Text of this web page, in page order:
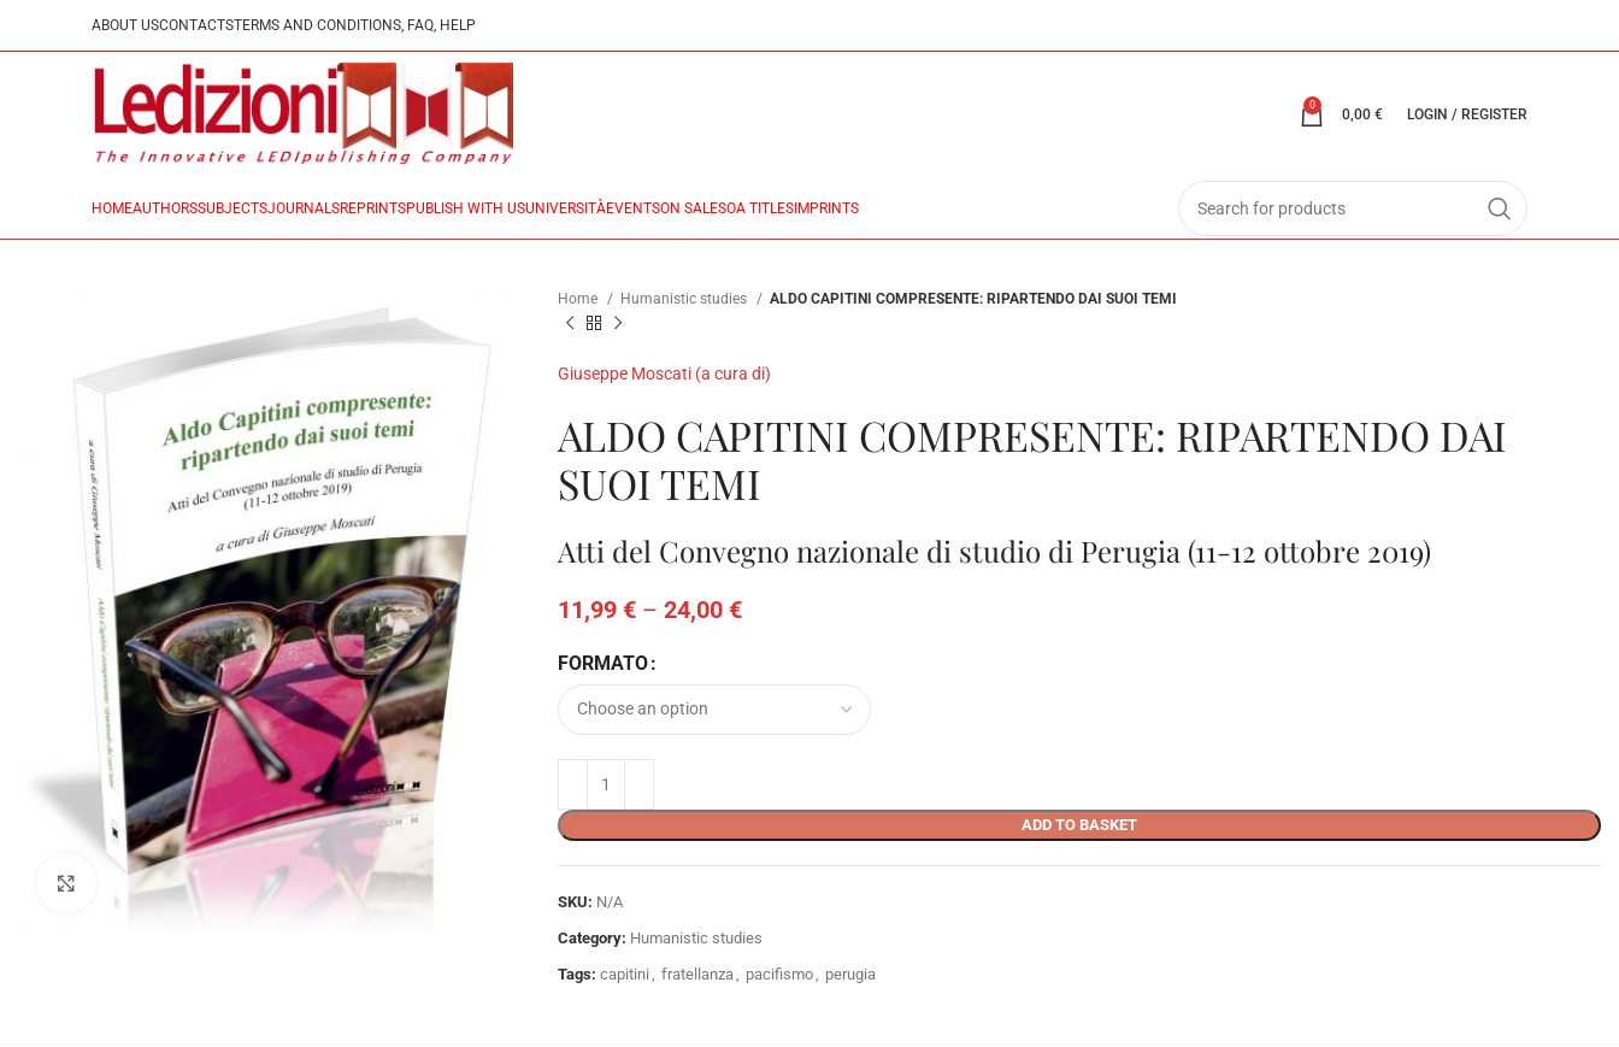
ABOUT USCONTACTSTERMS AND CONDITIONS, FAQ, HELP
0
0,00 € LOGIN / REGISTER
HOMEAUTHORSSUBJECTSJOURNALSREPRINTSPUBLISH WITH USUNIVERSITÀEVENTSON SALESOA TITLES IMPRINTS
Click to enlarge
Home Humanistic studies ALDO CAPITINI COMPRESENTE: RIPARTENDO DAI SUOI TEMI
Giuseppe Moscati (a cura di)
ALDO CAPITINI COMPRESENTE: RIPARTENDO DAI
SUOI TEMI
Atti del Convegno nazionale di studio di Perugia (11-12 ottobre 2019)
11,99 € – 24,00 €
FORMATO
ADD TO BASKET
SKU: N/A
Category: Humanistic studies
Tags: capitini fratellanza pacifismo perugia